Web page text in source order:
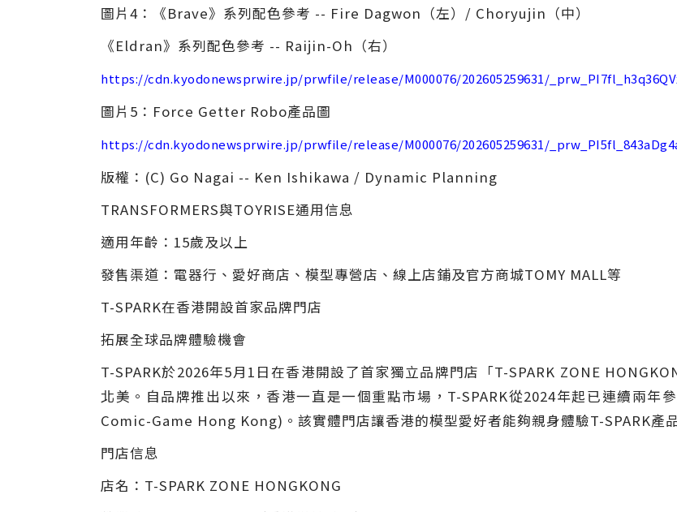
圖片4：《Brave》系列配色參考 -- Fire Dagwon（左）/ Choryujin（中）
《Eldran》系列配色參考 -- Raijin-Oh（右）
https://cdn.kyodonewsprwire.jp/prwfile/release/M000076/202605259631/
圖片5：Force Getter Robo產品圖
https://cdn.kyodonewsprwire.jp/prwfile/release/M000076/202605259631/
版權：(C) Go Nagai -- Ken Ishikawa / Dynamic Planning
TRANSFORMERS與TOYRISE通用信息
適用年齡：15歲及以上
發售渠道：電器行、愛好商店、模型專營店、線上店鋪及官方商城TOMY MALL等
T-SPARK在香港開設首家品牌門店
拓展全球品牌體驗機會
T-SPARK於2026年5月1日在香港開設了首家獨立品牌門店「T-SPARK ZONE
北美。自品牌推出以來，香港一直是一個重點市場，T-SPARK從2024年起已連續兩
Comic-Game Hong Kong)。該實體門店讓香港的模型愛好者能夠親身體驗T-SPARK產
門店信息
店名：T-SPARK ZONE HONGKONG